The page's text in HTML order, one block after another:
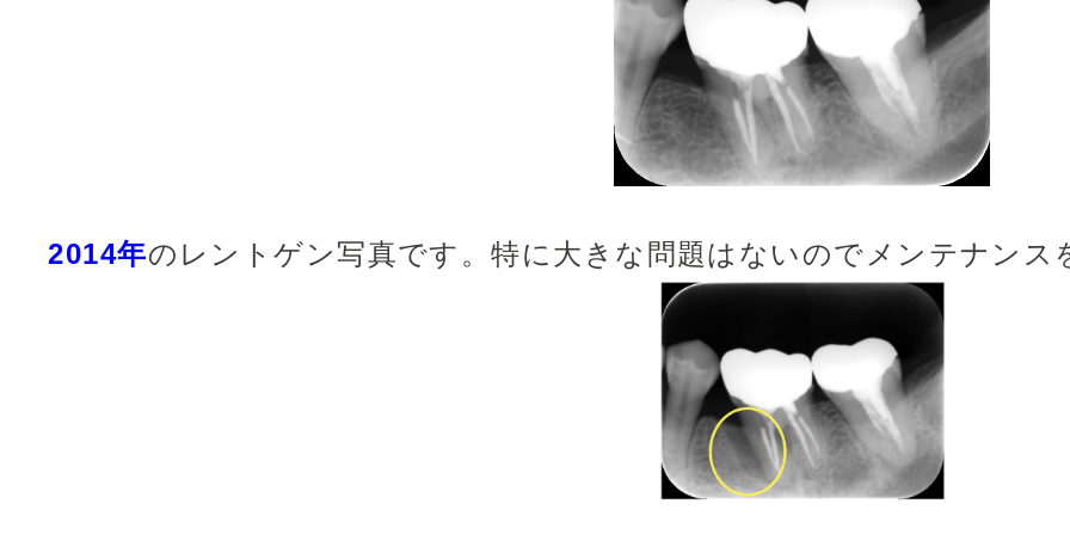
2014年のレントゲン写真です。特に大きな問題はないのでメンテナンス